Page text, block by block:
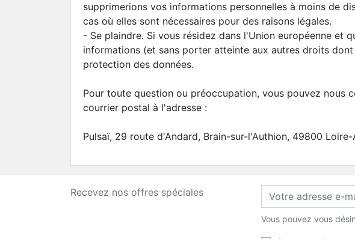
supprimerions vos informations personnelles à moins de
cas où elles sont nécessaires pour des raisons légales.
- Se plaindre. Si vous résidez dans l'Union européenne et
informations (et sans porter atteinte aux autres droits
protection des données.
Pour toute question ou préoccupation, vous pouvez nous
courrier postal à l'adresse :
Pulsaï, 29 route d'Andard, Brain-sur-l'Authion, 49800 Loire-
Recevez nos offres spéciales
Vous pouvez vous